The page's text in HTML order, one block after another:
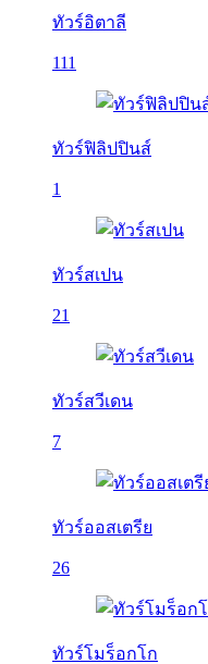
ทัวร์อิตาลี
111
ทัวร์ฟิลิปปินส์
1
ทัวร์สเปน
21
ทัวร์สวีเดน
7
ทัวร์ออสเตรีย
26
ทัวร์โมร็อกโก